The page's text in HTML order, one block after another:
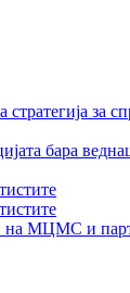
бара
на МЦМС и